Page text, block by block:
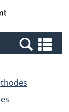
Canada
et